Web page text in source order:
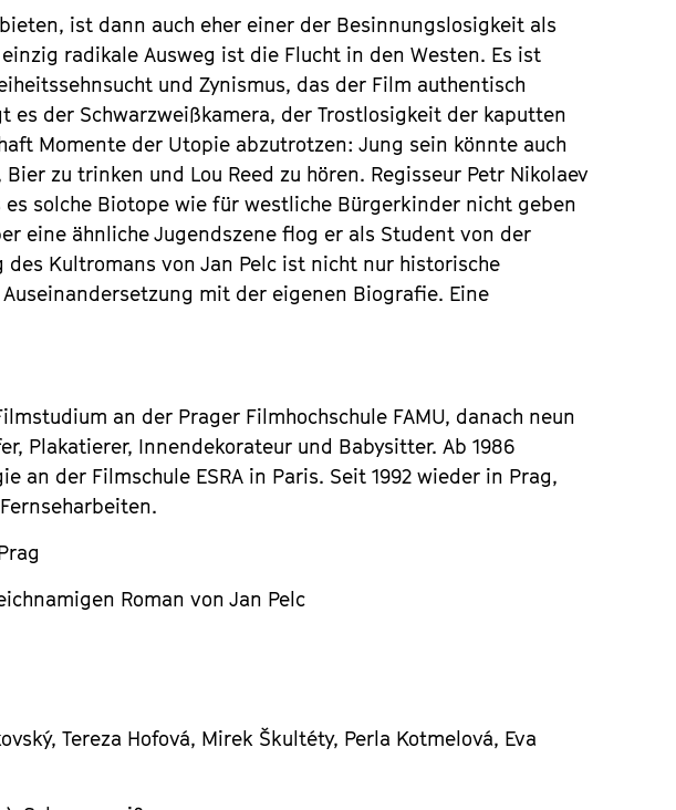
ist dann auch eher einer der Besinnungslosigkeit als
radikale Ausweg ist die Flucht in den Westen. Es ist
und Zynismus, das der Film authentisch
es der Schwarzweißkamera, der Trostlosigkeit der kaputten
Momente der Utopie abzutrotzen: Jung sein könnte auch
zu trinken und Lou Reed zu hören. Regisseur Petr Nikolaev
solche Biotope wie für westliche Bürgerkinder nicht geben
eine ähnliche Jugendszene flog er als Student von der
des Kultromans von Jan Pelc ist nicht nur historische
mit der eigenen Biografie. Eine
an der Prager Filmhochschule FAMU, danach neun
Plakatierer, Innendekorateur und Babysitter. Ab 1986
an der Filmschule ESRA in Paris. Seit 1992 wieder in Prag,
Roman von Jan Pelc
Tereza Hofová, Mirek Škultéty, Perla Kotmelová, Eva